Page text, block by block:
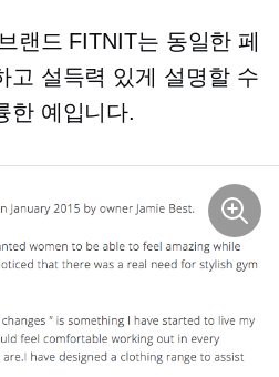
랜드 FITNIT는 동일한 페
고 설득력 있게 설명할 수
한 예입니다.